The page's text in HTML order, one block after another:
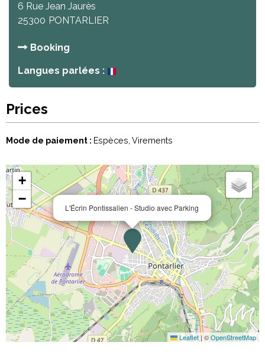
6 Rue Jean Jaurès
25300 PONTARLIER
Booking
Langues parlées :
Prices
Mode de paiement : Espèces Virements
L'Écrin Pontissalien - Studio avec Parking
+
−
Leaflet |©OpenStreetMap